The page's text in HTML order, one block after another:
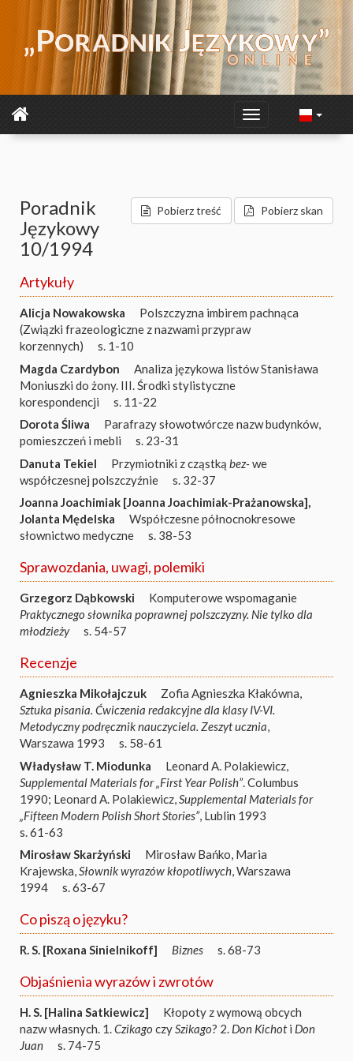
Pobierz treść Pobierz skan
Poradnik
Językowy
10/1994
Artykuły
Alicja Nowakowska
Polszczyzna imbirem pachnąca
(Związki frazeologiczne z nazwami przypraw
korzennych)
s. 1-10
Magda Czardybon
Analiza językowa listów Stanisława
Moniuszki do żony. III. Środki stylistyczne
korespondencji
s. 11-22
Dorota Śliwa
Parafrazy słowotwórcze nazw budynków,
pomieszczeń i mebli
s. 23-31
Danuta Tekiel
Przymiotniki z cząstką bez-we
współczesnej polszczyźnie
s. 32-37
Joanna Joachimiak [Joanna Joachimiak-Prażanowska],
Jolanta Mędelska
Współczesne północnokresowe
słownictwo medyczne
s. 38-53
Sprawozdania, uwagi, polemiki
Grzegorz Dąbkowski
Komputerowe wspomaganie
Praktycznego słownika poprawnej polszczyzny. Nie tylko dla
młodzieży
s. 54-57
Recenzje
Agnieszka Mikołajczuk
Zofia Agnieszka Kłakówna,
Sztuka pisania. Ćwiczenia redakcyjne dla klasy IV-VI.
Metodyczny podręcznik nauczyciela. Zeszyt ucznia,
Warszawa 1993
s. 58-61
Władysław T. Miodunka
Leonard A. Polakiewicz,
Supplemental Materials for „First Year Polish”. Columbus
1990; Leonard A. Polakiewicz, Supplemental Materials for
„Fifteen Modern Polish Short Stories”, Lublin 1993
s. 61-63
Mirosław Skarżyński
Mirosław Bańko, Maria
Krajewska,Słownik wyrazów kłopotliwych, Warszawa
1994
s. 63-67
Co piszą o języku?
R. S. [Roxana Sinielnikoff] Biznes s. 68-73
Objaśnienia wyrazów i zwrotów
H. S. [Halina Satkiewicz]
Kłopoty z wymową obcych
nazw własnych. 1.Czikago czySzikago? 2. Don Kichoti Don
Juan
s. 74-75